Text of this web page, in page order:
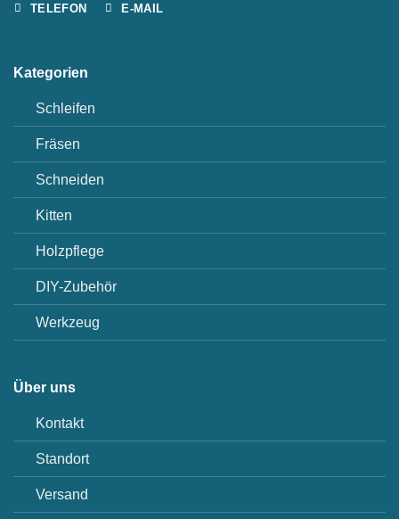
TELEFON E-MAIL
Kategorien
Schleifen
Fräsen
Schneiden
Kitten
Holzpflege
DIY-Zubehör
Werkzeug
Über uns
Kontakt
Standort
Versand